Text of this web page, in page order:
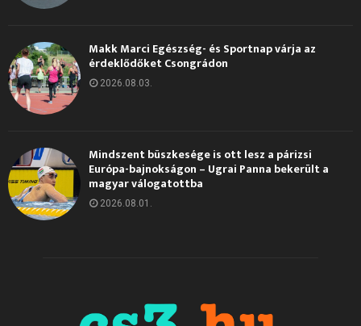
Makk Marci Egészség- és Sportnap várja az
érdeklődőket Csongrádon
2026.08.03.
Mindszent büszkesége is ott lesz a párizsi
Európa-bajnokságon – Ugrai Panna bekerült a
magyar válogatottba
2026.08.01.